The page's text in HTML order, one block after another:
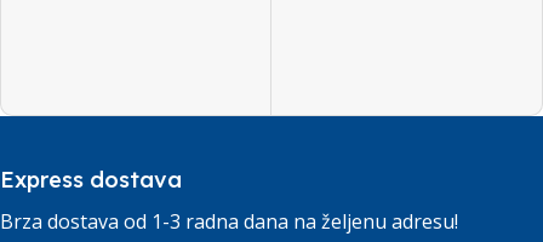
Express dostava
Brza dostava od 1-3 radna dana na željenu adresu!